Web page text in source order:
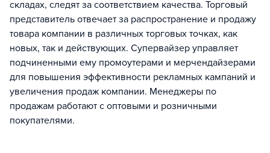
складах, следят за соответствием качества. Торговый
представитель отвечает за распространение и продажу
товара компании в различных торговых точках, как
новых, так и действующих. Супервайзер управляет
подчиненными ему промоутерами и мерчендайзерами
для повышения эффективности рекламных кампаний и
увеличения продаж компании. Менеджеры по
продажам работают с оптовыми и розничными
покупателями.